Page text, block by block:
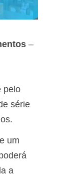
–
pelo
série
um
a